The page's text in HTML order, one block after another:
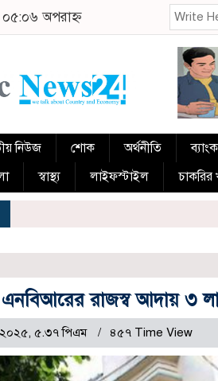
অপরাহ্ন
নিউজ শোক অর্থনীতি
স্বাস্থ্য লাইফস্টাইল চাকরির
রাজস্ব আদায় ৩
৫.৩৭ পিএম ৪৫৭ Time View